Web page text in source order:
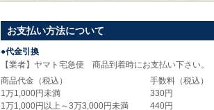
お支払い方法について
●代金引換
【業者】ヤマト宅急便 商品到着時にお支払い下さい。
商品代金（税込）
手数料（税込）
1万1,000円未満
330円
1万1,000円以上～3万3,000円未満
440円